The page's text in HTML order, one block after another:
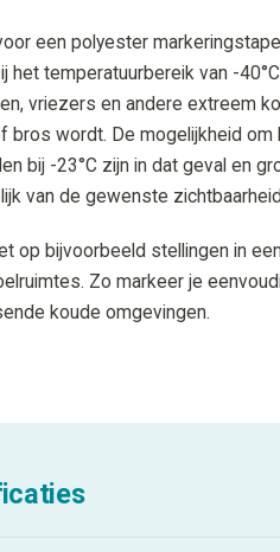
een polyester
het temperatuurbereik van -
vriezers en andere extreem
bros wordt. De mogelijkheid om
bij -23°C zijn in dat geval en
van de gewenste
op bijvoorbeeld stellingen in
Zo markeer je
koude omgevingen.